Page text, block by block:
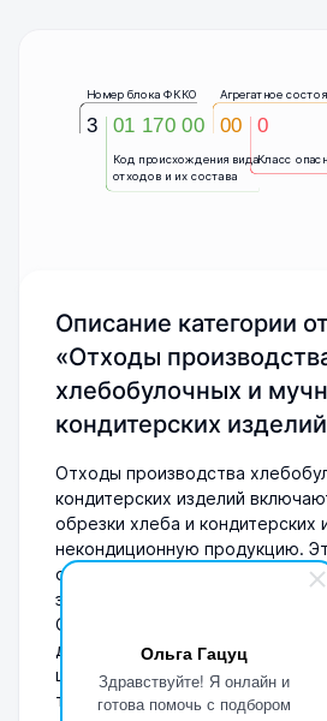
Ольга Гацуц
Здравствуйте! Я онлайн и
готова помочь с подбором
3
Номер блока ФККО
Код происхождения вида
отходов и их состава
01 170 00
Агрегатное
00
Класс
0
Описание категории
«Отходы
хлебобулочных и
кондитерских
Отходы производства
кондитерских изделий
обрезки хлеба и кондитерских
некондиционную продукцию.
образуются на всех стадиях
замеса теста до упаковки
Они могут содержать белки,
другие вещества, что делает
ценным сырьем для
таких отходов может